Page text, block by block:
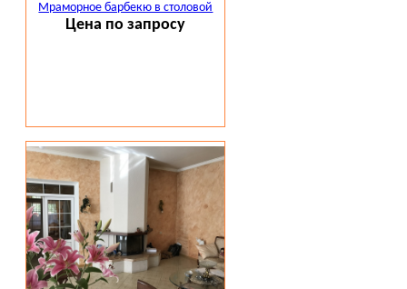
Мраморное барбекю в столовой
Цена по запросу